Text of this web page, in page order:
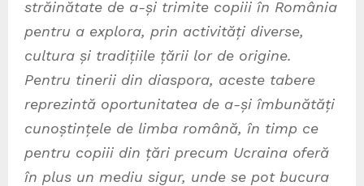
străinătate de a-și trimite copiii în România
pentru a explora, prin activități diverse,
cultura și tradițiile țării lor de origine.
Pentru tinerii din diaspora, aceste tabere
reprezintă oportunitatea de a-și îmbunătăți
cunoștințele de limba română, în timp ce
pentru copiii din țări precum Ucraina oferă
în plus un mediu sigur, unde se pot bucura